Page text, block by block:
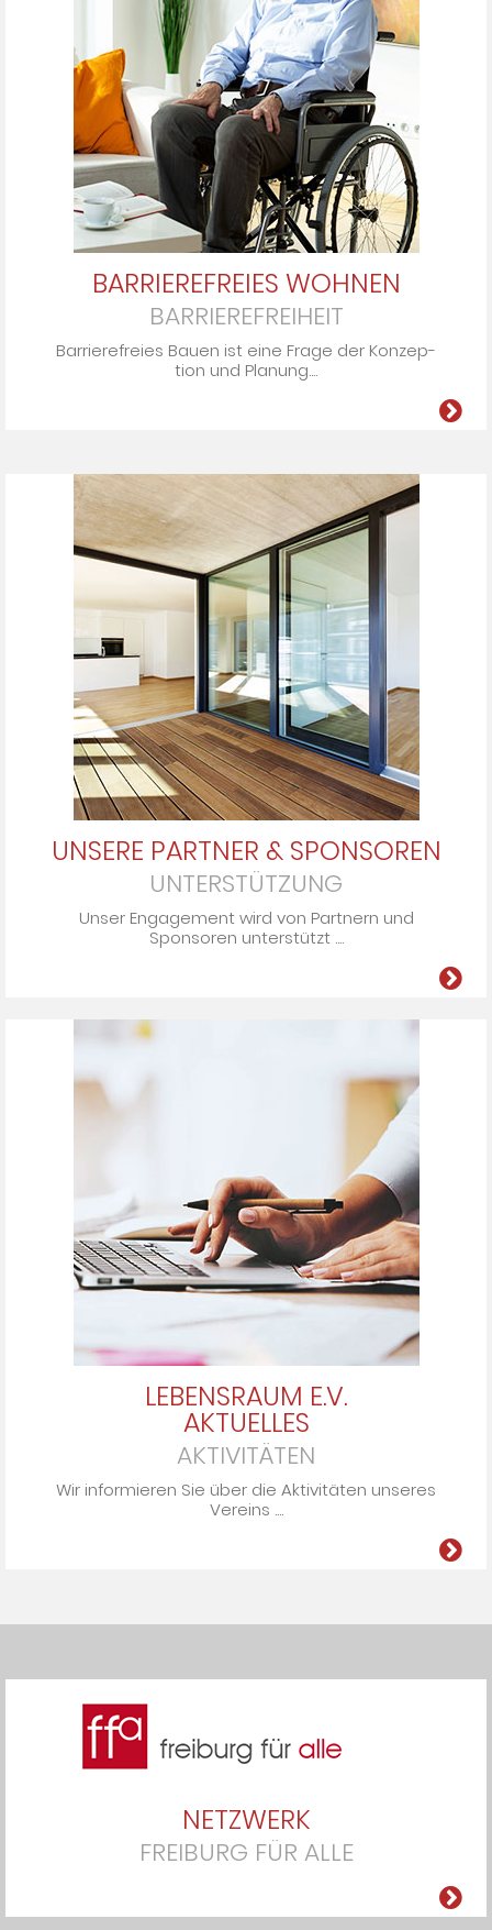
BARRIEREFREIES WOHNEN
BARRIEREFREIHEIT
Barrierefreies Bauen ist eine Fra­ge der Kon­zep­
tion und Pla­nung....
UNSERE PARTNER & SPONSOREN
UNTERSTÜTZUNG
Unser En­ga­ge­ment wird von Part­nern und
Spon­so­ren un­ter­stützt ....
LEBENSRAUM E.V.
AKTUELLES
AKTIVITÄTEN
Wir informieren Sie über die Ak­ti­vi­tä­ten un­se­res
Ver­eins ....
NETZWERK
FREIBURG FÜR ALLE